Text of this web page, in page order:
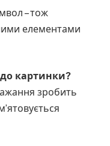
– тож
елементами
картинки?
зробить